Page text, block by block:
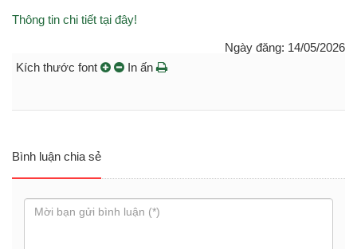
Thông tin chi tiết tại đây!
Ngày đăng: 14/05/2026
Kích thước font
In ấn
Bình luận chia sẻ